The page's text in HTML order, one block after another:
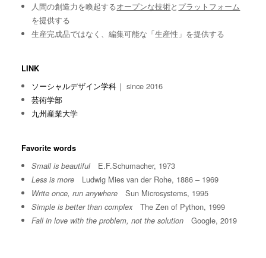
人間の創造力を喚起するオープンな技術と プラットフォーム
を提供する
生産完成品ではなく、編集可能な「生産性」を提供する
LINK
ソーシャルデザイン学科 ｜ since 2016
芸術学部
九州産業大学
Favorite words
Small is beautifulE.F.Schumacher, 1973
Less is more Ludwig Mies van der Rohe, 1886 – 1969
Write once, run anywhere Sun Microsystems, 1995
Simple is better than complexThe Zen of Python, 1999
Fall in love with the problem, not the solution Google, 2019